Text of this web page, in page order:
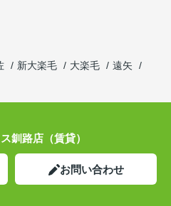
新大楽毛 大楽毛
遠矢
釧路店（賃貸）
お問い合わせ